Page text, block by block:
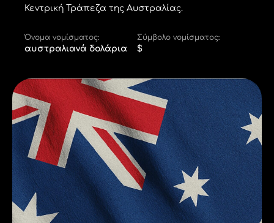
Κεντρική Τράπεζα της Αυστραλίας.
Όνομα νομίσματος:
αυστραλιανά δολάρια
Σύμβολο νομίσματος:
$